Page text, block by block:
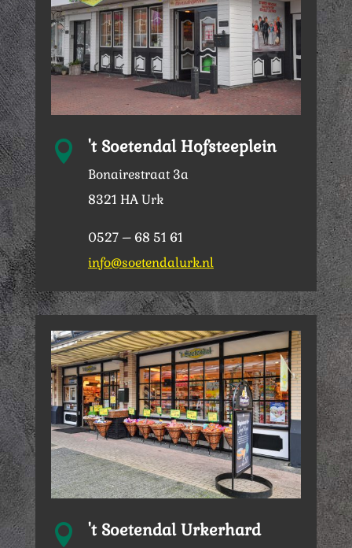
 't Soetendal Hofsteeplein
Bonairestraat 3a
8321 HA Urk
0527 – 68 51 61
info@soetendalurk.nl
 't Soetendal Urkerhard